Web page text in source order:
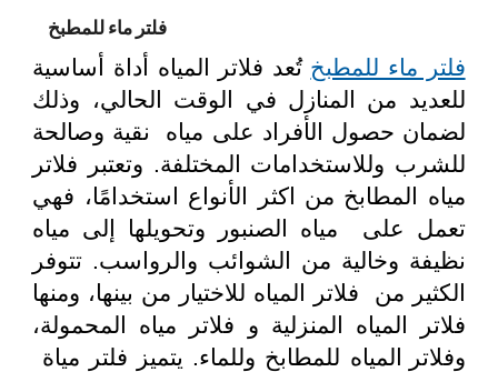
فلتر ماء للمطبخ
فلتر ماء للمطبخ تُعد فلاتر المياه أداة أساسية
للعديد من المنازل في الوقت الحالي، وذلك
لضمان حصول الأفراد على مياه نقية وصالحة
للشرب وللاستخدامات المختلفة. وتعتبر فلاتر
مياه المطابخ من اكثر الأنواع استخدامًا، فهي
تعمل على مياه الصنبور وتحويلها إلى مياه
نظيفة وخالية من الشوائب والرواسب. تتوفر
الكثير من فلاتر المياه للاختيار من بينها، ومنها
فلاتر المياه المنزلية و فلاتر مياه المحمولة،
وفلاتر المياه للمطابخ وللماء. يتميز فلتر مياة